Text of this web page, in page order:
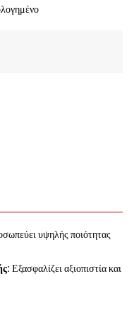
υψηλής ποιότητας
Εξασφαλίζει αξιοπιστία και